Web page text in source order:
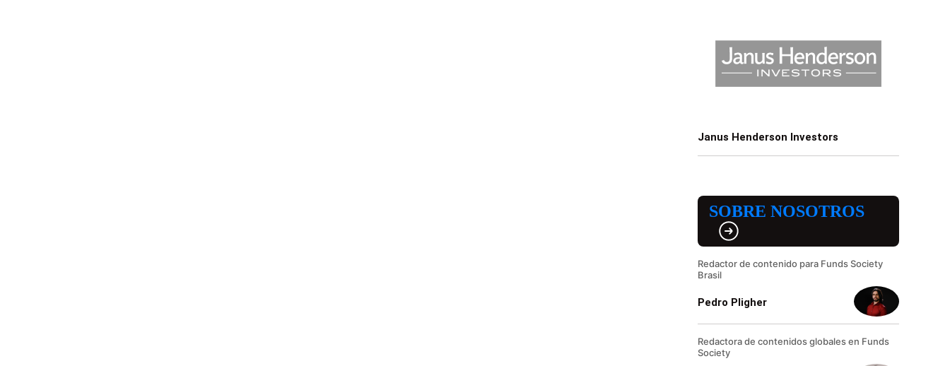
Janus Henderson Investors
SOBRE NOSOTROS
Redactor de contenido para Funds Society
Brasil
Pedro Pligher
Redactora de contenidos globales en Funds
Society